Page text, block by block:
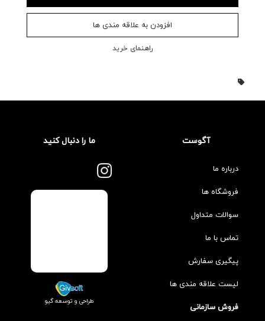
افزودن به علاقه مندی ها
راهنمای خرید
آگوست
درباره ما
فروشگاه ها
سوالات متداول
تماس با ما
پیگیری سفارش
لیست علاقه مندی ها
فروش سازمانی
ما را دنبال کنید
طراحی و توسعه گیو